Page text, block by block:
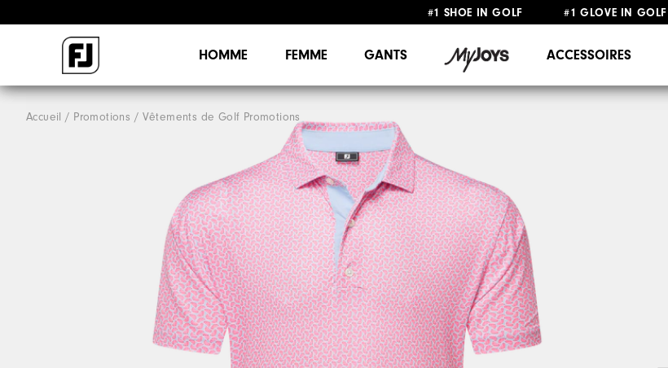
#1 SHOE IN GOLF #1 GLOVE IN GOLF
HOMME FEMME GANTS ACCESSOIRES
Accueil Promotions Vêtements de Golf Promotions